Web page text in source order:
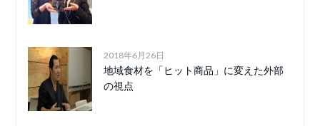
2018年6月26日
地域食材を「ヒット商品」に変えた外部
の視点